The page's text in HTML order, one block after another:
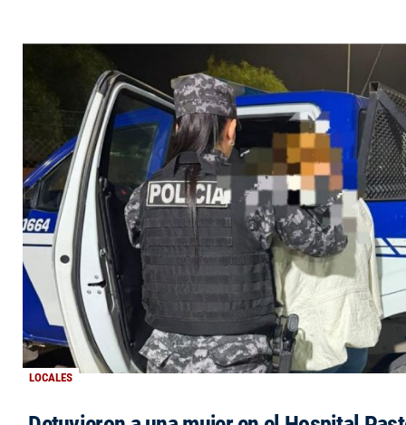
LOCALES